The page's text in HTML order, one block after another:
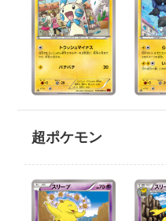
超ポケモン